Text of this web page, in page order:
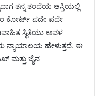
ತನ್ನ ತಂದೆಯ ಆಸ್ತಿಯಲ್ಲಿ
ಕೋರ್ಟ್ ಪದೇ ಪದೇ
ಸ್ಥಿತಿಯು ಅವಳ
ನ್ಯಾಯಾಲಯ ಹೇಳುತ್ತದೆ. ಈ
ಮತ್ತು ಜೈನ